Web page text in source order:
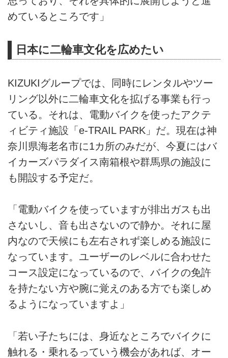
めているところです」
日本に二輪車文化を広めたい
KIZUKIグループでは、同時にレンタルやツー
リング以外に二輪車文化を拡げる事業も行っ
ている。それは、電動バイクを使ったアクテ
ィビティ施設「e-TRAIL PARK」だ。現在は神
奈川県海老名市に1カ所のみだが、今夏にはバ
イカーズパラダイス南箱根や群馬県の施設に
も開設する予定だ。
「電動バイクを使っていますが排出ガスも出
さないし、音も出さないので静か。それに屋
内なので天候にも左右されず楽しめる施設に
なっています。ユーザーのレベルに合わせた
コース設定になっているので、バイクの免許
を持たない方や腕に覚えのある方でも楽しめ
るようになっていますよ」
「若い子たちには、身近なところでバイクに
触れる・乗れるっていう機会があれば、オー